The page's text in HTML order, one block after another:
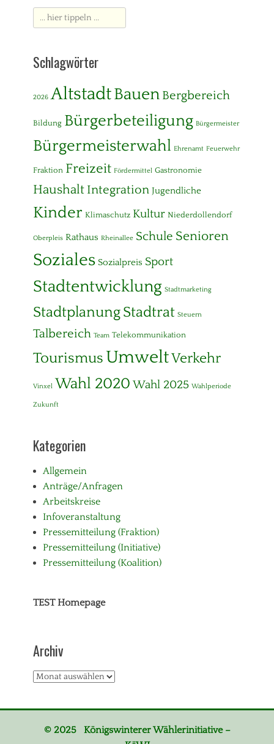
Suche
nach:
Schlagwörter
2026 AltstadtBauen Bergbereich
Bildung Bürgerbeteiligung Bürgermeister
Bürgermeisterwahl Ehrenamt Feuerwehr
Fraktion Freizeit Fördermittel Gastronomie
Haushalt Integration Jugendliche
Kinder Klimaschutz Kultur Niederdollendorf
Oberpleis Rathaus Rheinallee Schule Senioren
Soziales Sozialpreis Sport
Stadtentwicklung Stadtmarketing
StadtplanungStadtrat Steuern
Talbereich Team Telekommunikation
TourismusUmweltVerkehr
Vinxel Wahl 2020 Wahl 2025 Wahlperiode
Zukunft
Kategorien
Allgemein
Anträge/Anfragen
Arbeitskreise
Infoveranstaltung
Pressemitteilung (Fraktion)
Pressemitteilung (Initiative)
Pressemitteilung (Koalition)
TEST Homepage
Archiv
Archiv
© 2025 Königswinterer Wählerinitiative –